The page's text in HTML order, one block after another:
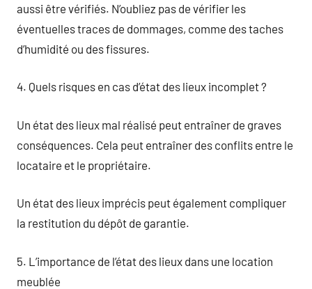
aussi être vérifiés. N’oubliez pas de vérifier les
éventuelles traces de dommages, comme des taches
d’humidité ou des fissures.
4. Quels risques en cas d’état des lieux incomplet ?
Un état des lieux mal réalisé peut entraîner de graves
conséquences. Cela peut entraîner des conflits entre le
locataire et le propriétaire.
Un état des lieux imprécis peut également compliquer
la restitution du dépôt de garantie.
5. L’importance de l’état des lieux dans une location
meublée